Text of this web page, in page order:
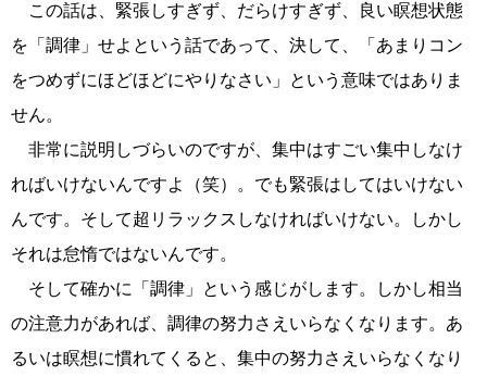
この話は、緊張しすぎず、だらけすぎず、良い瞑想状態
を「調律」せよという話であって、決して、「あまりコン
をつめずにほどほどにやりなさい」という意味ではありま
せん。
非常に説明しづらいのですが、集中はすごい集中しなけ
ればいけないんですよ（笑）。でも緊張はしてはいけない
んです。そして超リラックスしなければいけない。しかし
それは怠惰ではないんです。
そして確かに「調律」という感じがします。しかし相当
の注意力があれば、調律の努力さえいらなくなります。あ
るいは瞑想に慣れてくると、集中の努力さえいらなくなり